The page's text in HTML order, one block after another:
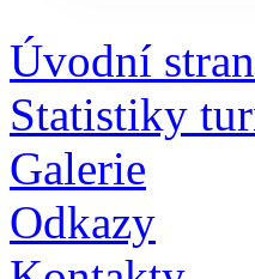
Úvodní
Statistiky
Galerie
Odkazy